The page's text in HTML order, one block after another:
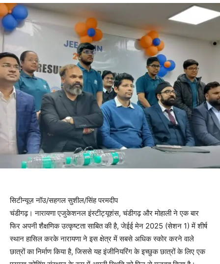
सिटीन्यूज़ नॉउ/सहगल सुशील/सिंह परमदीप
चंडीगढ़। नारायणा एजुकेशनल इंस्टीट्यूशंस, चंडीगढ़ और मोहाली ने एक बार
फिर अपनी शैक्षणिक उत्कृष्टता साबित की है, जेईई मेन 2025 (सेशन 1) में शीर्ष
स्थान हासिल करके नारायणा ने इस क्षेत्र में सबसे अधिक स्कोर करने वाले
छात्रों का निर्माण किया है, जिससे यह इंजीनियरिंग के इच्छुक छात्रों के लिए एक